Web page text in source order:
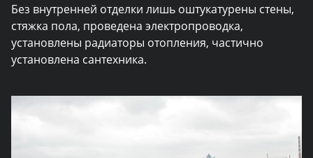
Без внутренней отделки лишь оштукатурены стены,
стяжка пола, проведена электропроводка,
установлены радиаторы отопления, частично
установлена сантехника.